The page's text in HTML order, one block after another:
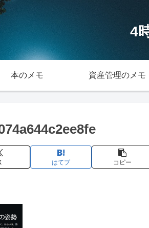
4
本のメモ 資産管理のメモ
はてブ コピー